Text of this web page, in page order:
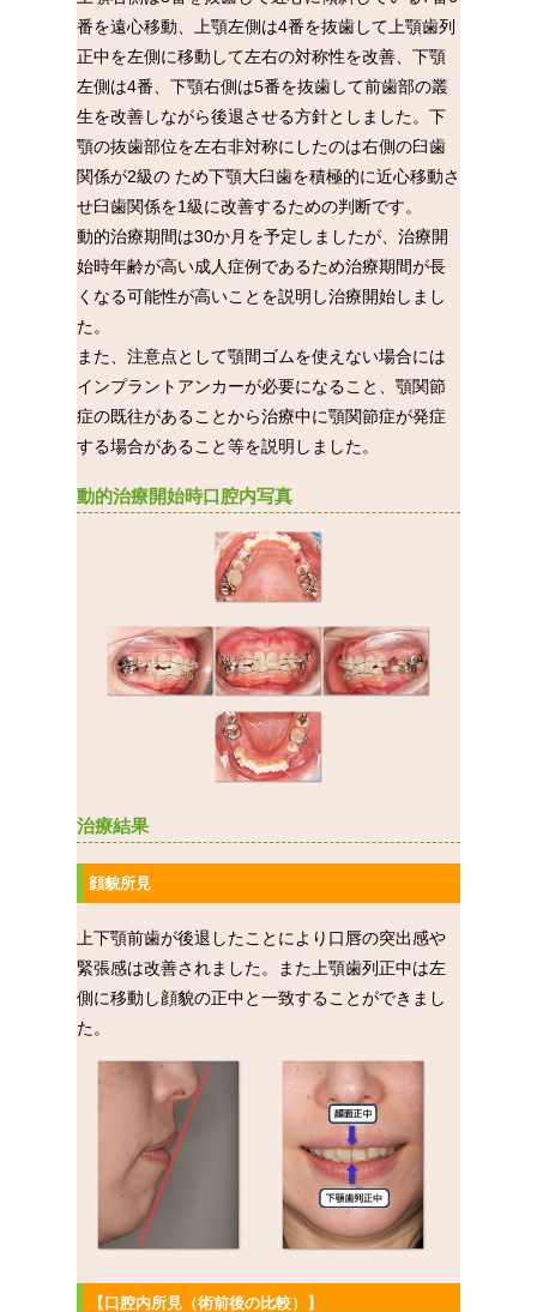
番を遠心移動、上顎左側は4番を抜歯して上顎歯列
正中を左側に移動して左右の対称性を改善、下顎
左側は4番、下顎右側は5番を抜歯して前歯部の叢
生を改善しながら後退させる方針としました。下
顎の抜歯部位を左右非対称にしたのは右側の臼歯
関係が2級の ため下顎大臼歯を積極的に近心移動さ
せ臼歯関係を1級に改善するための判断です。
動的治療期間は30か月を予定しましたが、治療開
始時年齢が高い成人症例であるため治療期間が長
くなる可能性が高いことを説明し治療開始しまし
た。
また、注意点として顎間ゴムを使えない場合には
インプラントアンカーが必要になること、顎関節
症の既往があることから治療中に顎関節症が発症
する場合があること等を説明しました。
動的治療開始時口腔内写真
治療結果
顔貌所見
上下顎前歯が後退したことにより口唇の突出感や
緊張感は改善されました。また上顎歯列正中は左
側に移動し顔貌の正中と一致することができまし
た。
【口腔内所見（術前後の比較）】